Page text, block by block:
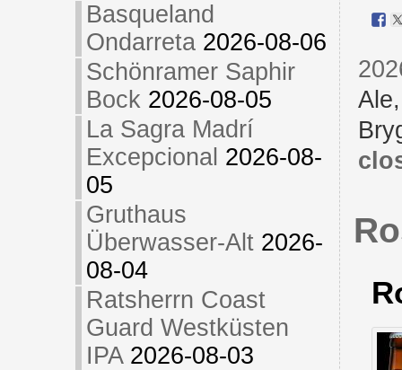
Basqueland
Ondarreta 2026-08-06
Schönramer Saphir
Bock 2026-08-05
La Sagra Madrí
Excepcional 2026-08-
05
Gruthaus
Überwasser-Alt 2026-
08-04
Ratsherrn Coast
Guard Westküsten
IPA 2026-08-03